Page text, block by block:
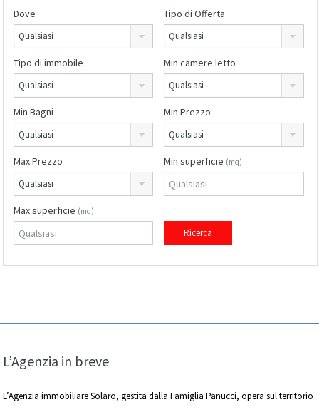
Dove
Qualsiasi
Tipo di Offerta
Qualsiasi
Tipo di immobile
Qualsiasi
Min camere letto
Qualsiasi
Min Bagni
Qualsiasi
Min Prezzo
Qualsiasi
Max Prezzo
Qualsiasi
Min superficie (mq)
Max superficie (mq)
L’Agenzia in breve
L’Agenzia immobiliare Solaro, gestita dalla Famiglia Panucci, opera sul territorio